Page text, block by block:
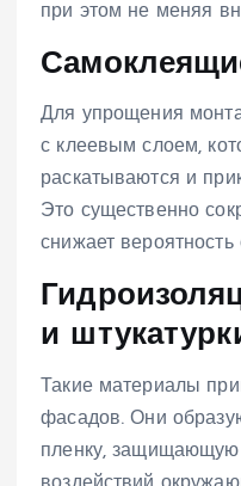
при этом не меняя
Для упрощения
с клеевым слоем,
раскатываются и
Это существенно
снижает
и
Такие материалы
фасадов. Они
пленку, защищающую